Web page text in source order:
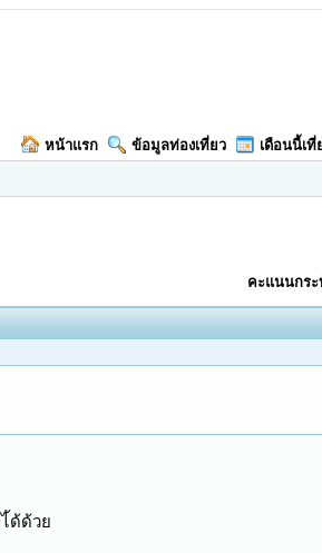
หน้าแรก ข้อมูลท่องเที่ยว เดือนนี้เ
คะแนนกระ
ด้ด้วย